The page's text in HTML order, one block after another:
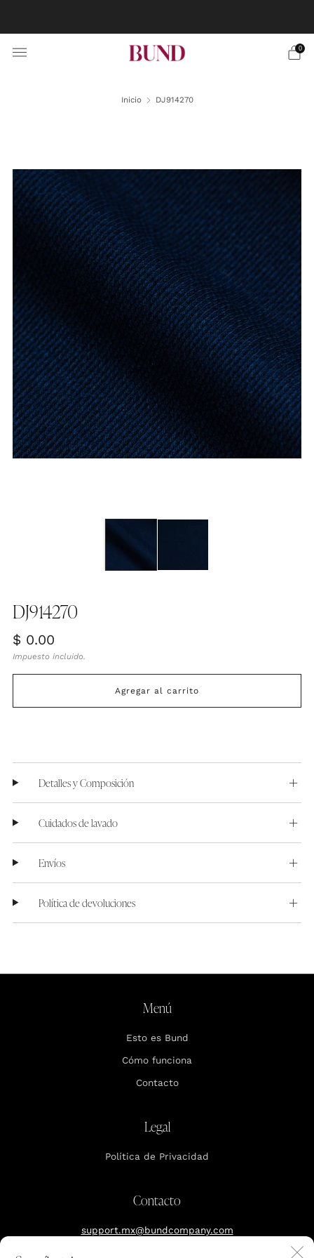
0
Inicio DJ914270
DJ914270
Precio
habitual
$ 0.00
Impuesto incluido.
Agregar al carrito
Detalles y Composición
Cuidados de lavado
Envíos
Política de devoluciones
Menú
Esto es Bund
Cómo funciona
Contacto
Legal
Política de Privacidad
Contacto
support.mx@bundcompany.com